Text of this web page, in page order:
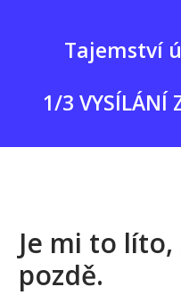
Tajemství
1/3 VYSÍLÁNÍ
Je mi to
pozdě.